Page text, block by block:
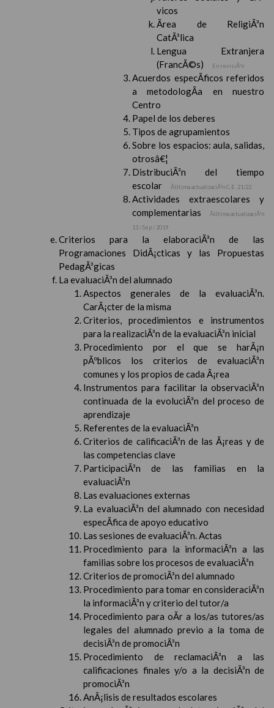
vicos
Ãrea de ReligiÃ³n
CatÃ³lica
Lengua Extranjera
(FrancÃ©s)
En revisiÃ³n
Acuerdos especÃ­ficos referidos
a metodologÃ­a en nuestro
Centro
Papel de los deberes
Tipos de agrupamientos
Sobre los espacios: aula, salidas,
otrosâ€¦
DistribuciÃ³n del tiempo
escolar
Ãšltima actualizaciÃ³n C.E. 21/22
Actividades extraescolares y
complementarias
Ãšltima actualizaciÃ³n
13 / Sep / 2019
Criterios para la elaboraciÃ³n de las
Programaciones DidÃ¡cticas y las Propuestas
PedagÃ³gicas
La evaluaciÃ³n del alumnado
Aspectos generales de la evaluaciÃ³n.
CarÃ¡cter de la misma
Criterios, procedimientos e instrumentos
para la realizaciÃ³n de la evaluaciÃ³n inicial
Procedimiento por el que se harÃ¡n
pÃºblicos los criterios de evaluaciÃ³n
comunes y los propios de cada Ã¡rea
Instrumentos para facilitar la observaciÃ³n
continuada de la evoluciÃ³n del proceso de
aprendizaje
Referentes de la evaluaciÃ³n
Criterios de calificaciÃ³n de las Ã¡reas y de
las competencias clave
ParticipaciÃ³n de las familias en la
evaluaciÃ³n
Las evaluaciones externas
La evaluaciÃ³n del alumnado con necesidad
especÃ­fica de apoyo educativo
Las sesiones de evaluaciÃ³n. Actas
Procedimiento para la informaciÃ³n a las
familias sobre los procesos de evaluaciÃ³n
Criterios de promociÃ³n del alumnado
Procedimiento para tomar en consideraciÃ³n
la informaciÃ³n y criterio del tutor/a
Procedimiento para oÃ­r a los/as tutores/as
legales del alumnado previo a la toma de
decisiÃ³n de promociÃ³n
Procedimiento de reclamaciÃ³n a las
calificaciones finales y/o a la decisiÃ³n de
promociÃ³n
AnÃ¡lisis de resultados escolares